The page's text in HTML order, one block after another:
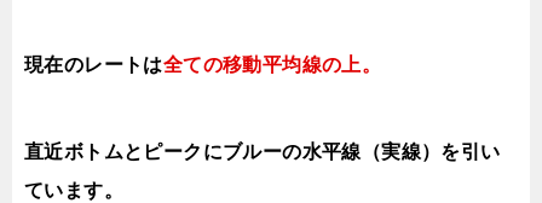
現在のレートは全ての移動平均線の上。
直近ボトムとピークにブルーの水平線（実線）を引い
ています。